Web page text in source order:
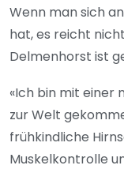
Wenn man sich
hat, es reicht
Delmenhorst ist
«Ich bin mit einer
zur Welt
frühkindliche
Muskelkontrolle